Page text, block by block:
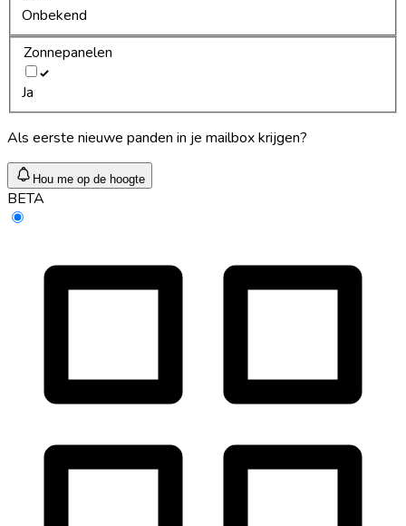
Onbekend
Zonnepanelen
Ja
Als eerste nieuwe panden in je mailbox krijgen?
Hou me op de hoogte
BETA